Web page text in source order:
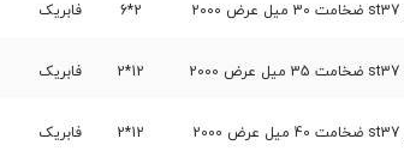
2*6 فابریک
12*2 فابریک
12*2 فابریک